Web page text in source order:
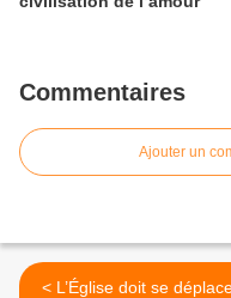
Commentaires
Ajouter un
< L’Église doit se déplacer